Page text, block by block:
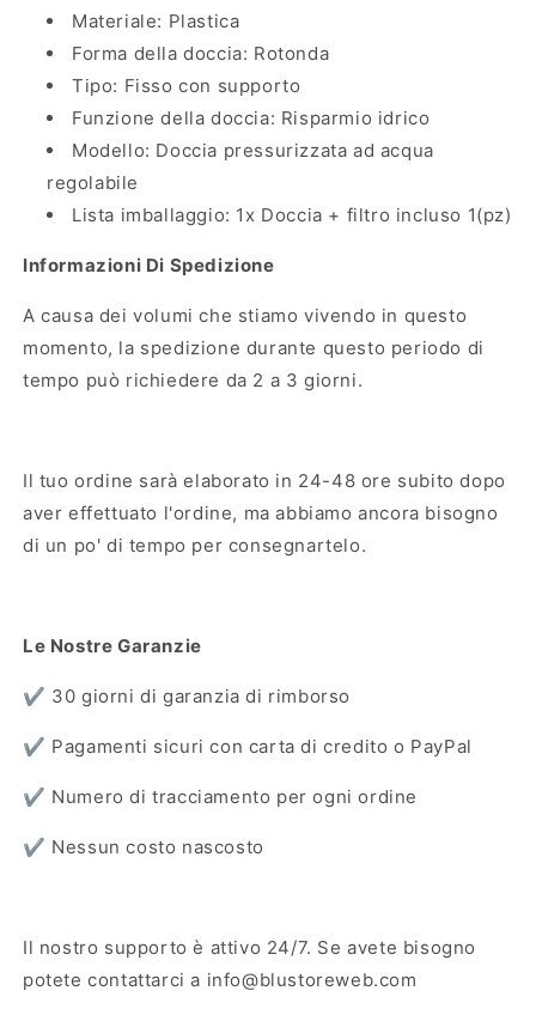
Materiale: Plastica
Forma della doccia: Rotonda
Tipo: Fisso con supporto
Funzione della doccia: Risparmio idrico
Modello: Doccia pressurizzata ad acqua
regolabile
Lista imballaggio: 1x Doccia + filtro incluso 1(pz)
Informazioni Di Spedizione
A causa dei volumi che stiamo vivendo in questo
momento, la spedizione durante questo periodo di
tempo può richiedere da 2 a 3 giorni.
Il tuo ordine sarà elaborato in 24-48 ore subito dopo
aver effettuato l'ordine, ma abbiamo ancora bisogno
di un po' di tempo per consegnartelo.
Le Nostre Garanzie
✔️ 30 giorni di garanzia di rimborso
✔️ Pagamenti sicuri con carta di credito o PayPal
✔️ Numero di tracciamento per ogni ordine
✔️ Nessun costo nascosto
Il nostro supporto è attivo 24/7. Se avete bisogno
potete contattarci a info@blustoreweb.com